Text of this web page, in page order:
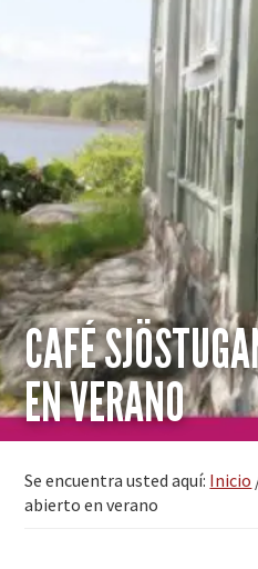
CAFÉ
EN VERANO
Se encuentra usted aquí: Inicio
abierto en verano